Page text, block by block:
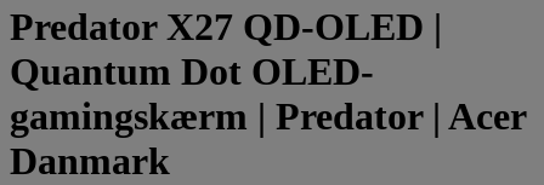
Predator X27 QD-OLED |
Quantum Dot OLED-
gamingskærm | Predator | Acer
Danmark